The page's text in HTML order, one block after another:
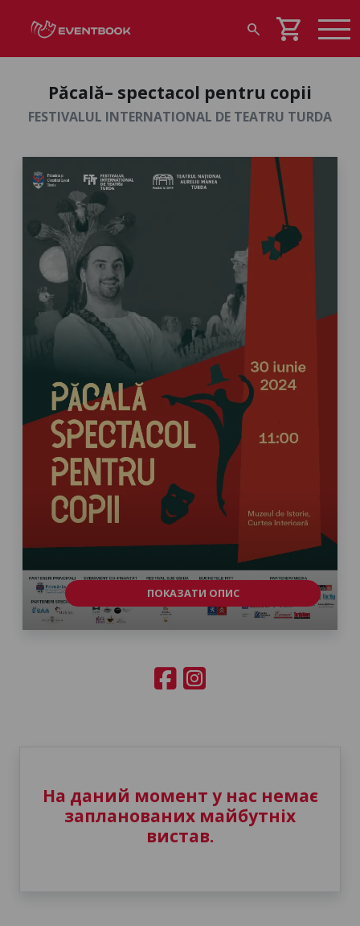
search shopping_cart
Păcală– spectacol pentru copii
FESTIVALUL INTERNATIONAL DE TEATRU TURDA
ПОКАЗАТИ ОПИС
На даний момент у нас немає
запланованих майбутніх
вистав.